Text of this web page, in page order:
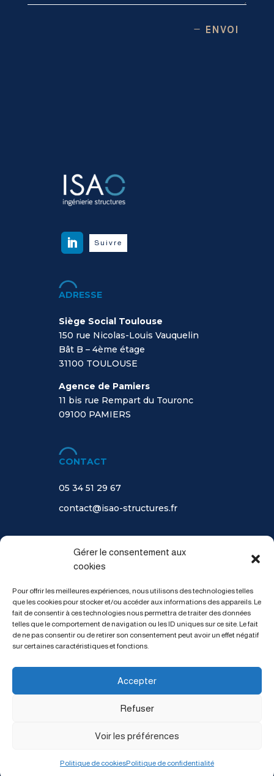
Gérer le consentement aux
cookies
Pour offrir les meilleures expériences, nous utilisons des technologies telles
que les cookies pour stocker et/ou accéder aux informations des appareils. Le
fait de consentir à ces technologies nous permettra de traiter des données
telles que le comportement de navigation ou les ID uniques sur ce site. Le fait
de ne pas consentir ou de retirer son consentement peut avoir un effet négatif
sur certaines caractéristiques et fonctions.
Accepter
Refuser
Voir les préférences
Politique de cookiesPolitique de confidentialité
ENVOI
Suivre
ADRESSE
Siège Social Toulouse
150 rue Nicolas-Louis Vauquelin
Bât B – 4ème étage
31100 TOULOUSE
Agence de Pamiers
11 bis rue Rempart du Touronc
09100 PAMIERS
CONTACT
05 34 51 29 67
contact@isao-structures.fr
SITE
Présentation
Références
Recrutement
Contact
Mentions légales